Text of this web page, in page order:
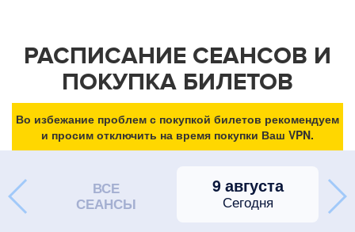
РАСПИСАНИЕ СЕАНСОВ И
ПОКУПКА БИЛЕТОВ
Во избежание проблем с покупкой билетов рекомендуем
и просим отключить на время покупки Ваш VPN.
ВСЕ
СЕАНСЫ
9 августа
Сегодня